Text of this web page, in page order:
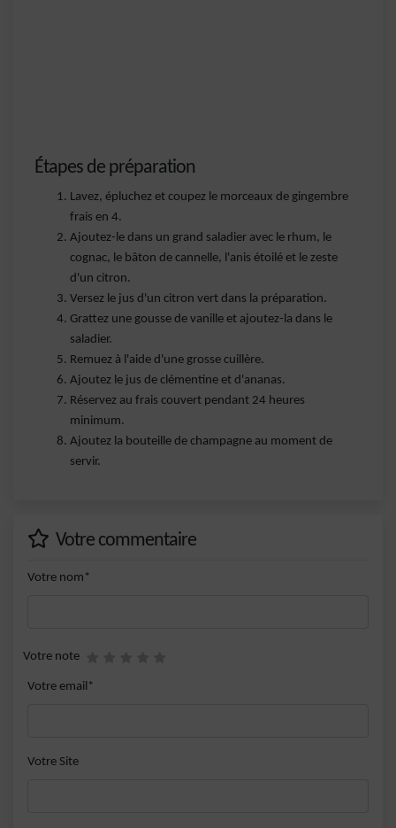
Étapes de préparation
Lavez, épluchez et coupez le morceaux de gingembre
frais en 4.
Ajoutez-le dans un grand saladier avec le rhum, le
cognac, le bâton de cannelle, l'anis étoilé et le zeste
d'un citron.
Versez le jus d'un citron vert dans la préparation.
Grattez une gousse de vanille et ajoutez-la dans le
saladier.
Remuez à l'aide d'une grosse cuillère.
Ajoutez le jus de clémentine et d'ananas.
Réservez au frais couvert pendant 24 heures
minimum.
Ajoutez la bouteille de champagne au moment de
servir.
Votre commentaire
Votre nom*
Votre note
Votre email*
Votre Site